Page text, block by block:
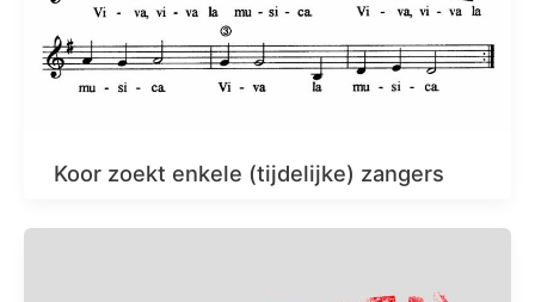
Koor zoekt enkele (tijdelijke) zangers